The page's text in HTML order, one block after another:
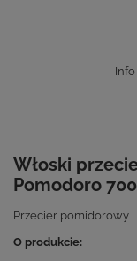
Info
Włoski
Pomodoro
Przecier pomidorowy
O produkcie: